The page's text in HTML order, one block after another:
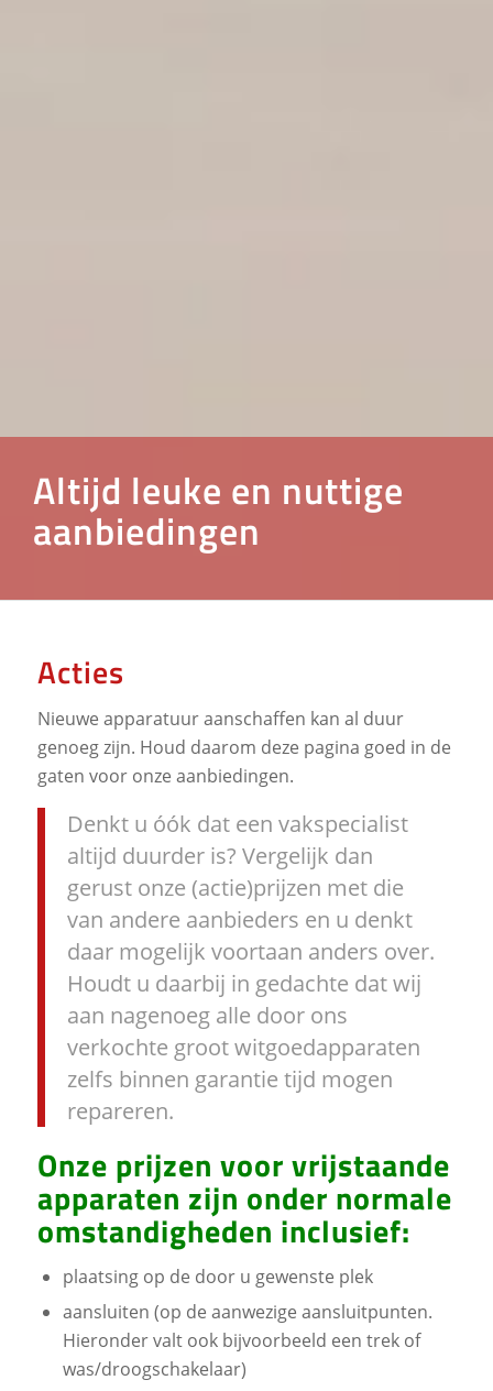
Altijd leuke en nuttige
aanbiedingen
Acties
Nieuwe apparatuur aanschaffen kan al duur
genoeg zijn. Houd daarom deze pagina goed in de
gaten voor onze aanbiedingen.
Denkt u óók dat een vakspecialist
altijd duurder is? Vergelijk dan
gerust onze (actie)prijzen met die
van andere aanbieders en u denkt
daar mogelijk voortaan anders over.
Houdt u daarbij in gedachte dat wij
aan nagenoeg alle door ons
verkochte groot witgoedapparaten
zelfs binnen garantie tijd mogen
repareren.
Onze prijzen voor vrijstaande
apparaten zijn onder normale
omstandigheden inclusief:
plaatsing op de door u gewenste plek
aansluiten (op de aanwezige aansluitpunten.
Hieronder valt ook bijvoorbeeld een trek of
was/droogschakelaar)